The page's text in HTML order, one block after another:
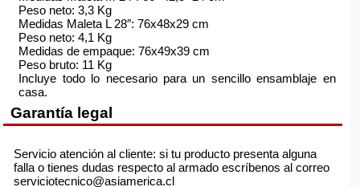
Peso neto: 3,3 Kg
Medidas Maleta L 28″: 76x48x29 cm
Peso neto: 4,1 Kg
Medidas de empaque: 76x49x39 cm
Peso bruto: 11 Kg
Incluye todo lo necesario para un sencillo ensamblaje en
casa.
Garantía legal
Servicio atención al cliente: si tu producto presenta alguna
falla o tienes dudas respecto al armado escríbenos al correo
serviciotecnico@asiamerica.cl